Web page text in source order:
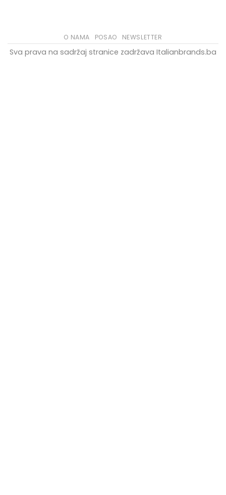
O NAMA POSAO NEWSLETTER
Sva prava na sadržaj stranice zadržava Italianbrands.ba